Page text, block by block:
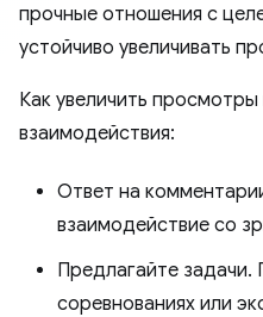
прочные отношения с
устойчиво увеличивать
Как увеличить
взаимодействия:
Ответ на
взаимодействие со
Предлагайте задачи.
соревнованиях или